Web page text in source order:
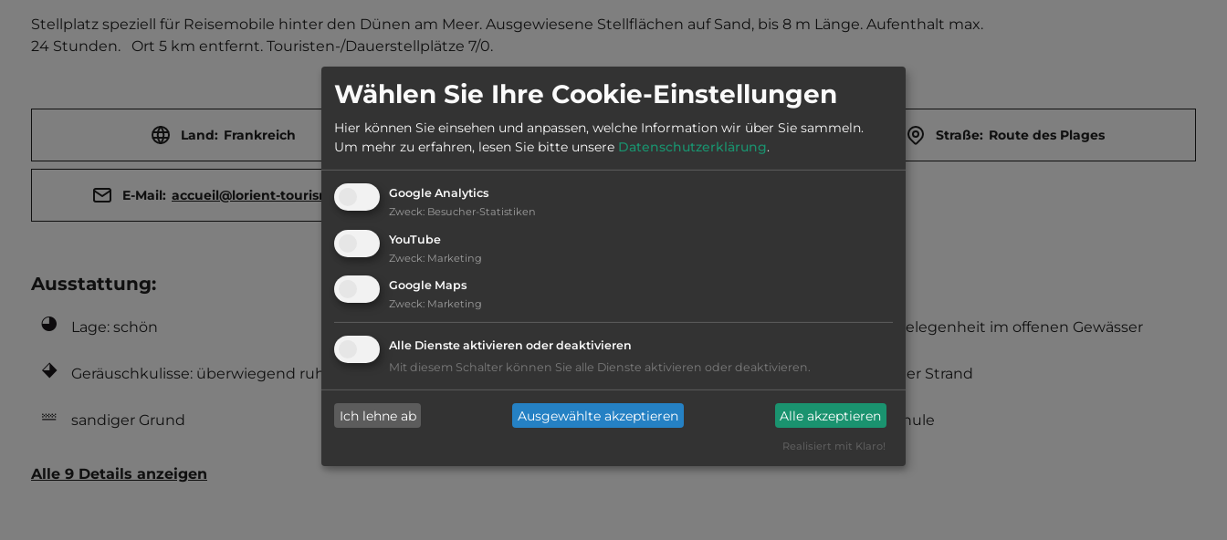
Stellplatz speziell für Reisemobile hinter den Dünen am Meer. Ausgewiesene Stellflächen auf Sand, bis 8 m Länge. Aufenthalt max.
24 Stunden.   Ort 5 km entfernt. Touristen-/Dauerstellplätze 7/0.
Land: Frankreich Stadt: 56520 Guidel Straße: Route des Plages
E-Mail: accueil@lorient-tourisme.fr
Ausstattung:
Lage: schön
Geräuschkulisse: überwiegend ruhig
sandiger Grund
kiesig, harter Grund
WC
Restaurant
Badegelegenheit im offenen Gewässer
sandiger Strand
Surfschule
Alle 9 Details anzeigen
Wählen Sie Ihre Cookie-Einstellungen
Hier können Sie einsehen und anpassen, welche Information wir über Sie sammeln.
Um mehr zu erfahren, lesen Sie bitte unsere Datenschutzerklärung.
Google Analytics
Zweck: Besucher-Statistiken
YouTube
Zweck: Marketing
Google Maps
Zweck: Marketing
Alle Dienste aktivieren oder deaktivieren
Mit diesem Schalter können Sie alle Dienste aktivieren oder deaktivieren.
Ich lehne ab Ausgewählte akzeptieren Alle akzeptieren
Realisiert mit Klaro!